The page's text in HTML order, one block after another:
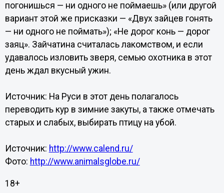
погонишься — ни одного не поймаешь» (или другой
вариант этой же присказки — «Двух зайцев гонять
— ни одного не поймать»); «Не дорог конь — дорог
заяц». Зайчатина считалась лакомством, и если
удавалось изловить зверя, семью охотника в этот
день ждал вкусный ужин.
Источник: На Руси в этот день полагалось
переводить кур в зимние закуты, а также отмечать
старых и слабых, выбирать птицу на убой.
Источник: http://www.calend.ru/
Фото: http://www.animalsglobe.ru/
18+